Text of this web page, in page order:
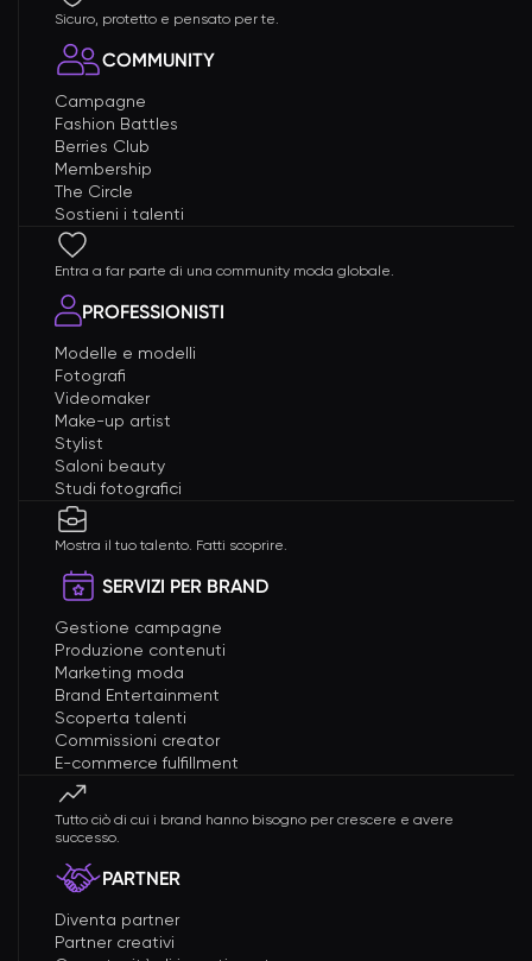
Sicuro, protetto e pensato per te.
COMMUNITY
Campagne
Fashion Battles
Berries Club
Membership
The Circle
Sostieni i talenti
Entra a far parte di una community moda globale.
PROFESSIONISTI
Modelle e modelli
Fotografi
Videomaker
Make-up artist
Stylist
Saloni beauty
Studi fotografici
Mostra il tuo talento. Fatti scoprire.
SERVIZI PER BRAND
Gestione campagne
Produzione contenuti
Marketing moda
Brand Entertainment
Scoperta talenti
Commissioni creator
E-commerce fulfillment
Tutto ciò di cui i brand hanno bisogno per crescere e avere
successo.
PARTNER
Diventa partner
Partner creativi